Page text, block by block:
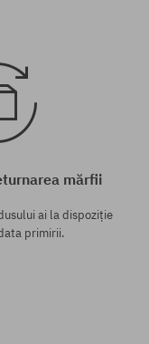
mărfii
ai la dispoziție
primirii.